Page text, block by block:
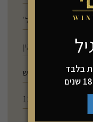
אין
יבש
12%
בלבד